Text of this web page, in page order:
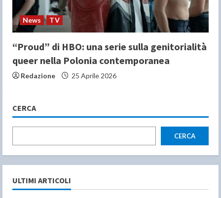
News TV
“Proud” di HBO: una serie sulla genitorialità
queer nella Polonia contemporanea
Redazione 25 Aprile 2026
CERCA
CERCA
ULTIMI ARTICOLI